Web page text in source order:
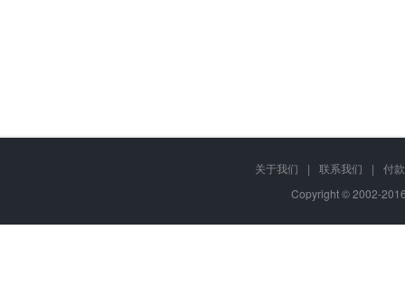
Q
VPS主机是可按需购买的"服务器"产品，用户可根据基础配置随意
关于我们 | 联系我们 |
付
Copyright © 2002-